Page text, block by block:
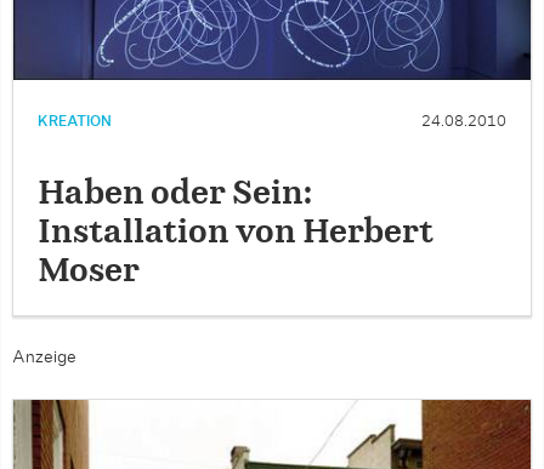
KREATION 24.08.2010
Haben oder Sein:
Installation von Herbert
Moser
Anzeige